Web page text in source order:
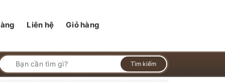
Liên hệ Giỏ hàng
Tìm kiếm